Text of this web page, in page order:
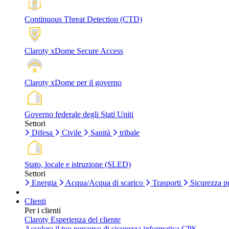
Continuous Threat Detection (CTD)
Claroty xDome Secure Access
Claroty xDome per il governo
Governo federale degli Stati Uniti
Settori
Difesa
Civile Sanità tribale
Stato, locale e istruzione (SLED)
Settori
Energia
Acqua/Acqua di scarico Trasporti Sicurezza
Clienti
Per i clienti
Claroty Esperienza del cliente